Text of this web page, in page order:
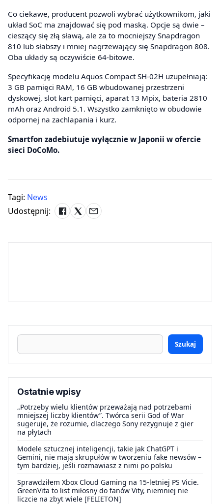
Co ciekawe, producent pozwoli wybrać użytkownikom, jaki
układ SoC ma znajdować się pod maską. Opcje są dwie –
cieszący się złą sławą, ale za to mocniejszy Snapdragon
810 lub słabszy i mniej nagrzewający się Snapdragon 808.
Oba układy są oczywiście 64-bitowe.
Specyfikację modelu Aquos Compact SH-02H uzupełniają:
3 GB pamięci RAM, 16 GB wbudowanej przestrzeni
dyskowej, slot kart pamięci, aparat 13 Mpix, bateria 2810
mAh oraz Android 5.1. Wszystko zamknięto w obudowie
odpornej na zachlapania i kurz.
Smartfon zadebiutuje wyłącznie w Japonii w ofercie
sieci DoCoMo.
Tagi: News
Udostępnij:
Szukaj
Ostatnie wpisy
„Potrzeby wielu klientów przeważają nad potrzebami
mniejszej liczby klientów”. Twórca serii God of War
sugeruje, że rozumie, dlaczego Sony rezygnuje z gier
na płytach
Modele sztucznej inteligencji, takie jak ChatGPT i
Gemini, nie mają skrupułów w tworzeniu fake newsów –
tym bardziej, jeśli rozmawiasz z nimi po polsku
Sprawdziłem Xbox Cloud Gaming na 15-letniej PS Vicie.
GreenVita to list miłosny do fanów Vity, niemniej nie
liczcie na zbyt wiele [FELIETON]